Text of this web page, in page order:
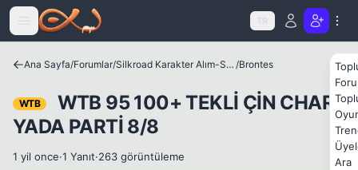
Icerige atla
TR
Ara
Ana Sayfa/Forumlar/ Silkroad Karakter Alım-Satımları /Brontes
WTB
WTB 95 100+ TEKLİ ÇİN CHAR
YADA PARTİ 8/8
1 yil once·1 Yanıt·263 görüntüleme